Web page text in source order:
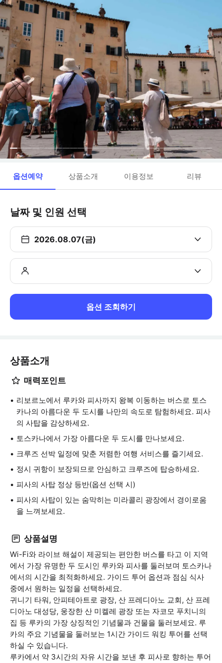
옵션예약 상품소개 이용정보 리뷰
날짜 및 인원 선택
2026.08.07(금)
옵션 조회하기
상품소개
매력포인트
리보르노에서 루카와 피사까지 왕복 이동하는 버스로 토스
카나의 아름다운 두 도시를 나만의 속도로 탐험하세요. 피사
의 사탑을 감상하세요.
토스카나에서 가장 아름다운 두 도시를 만나보세요.
크루즈 선박 일정에 맞춘 저렴한 여행 서비스를 즐기세요.
정시 귀항이 보장되므로 안심하고 크루즈에 탑승하세요.
피사의 사탑 정상 등반(옵션 선택 시)
피사의 사탑이 있는 숨막히는 미라콜리 광장에서 경이로움
을 느껴보세요.
상품설명
Wi-Fi와 라이브 해설이 제공되는 편안한 버스를 타고 이 지역
에서 가장 유명한 두 도시인 루카와 피사를 둘러보며 토스카나
에서의 시간을 최적화하세요. 가이드 투어 옵션과 점심 식사
중에서 원하는 일정을 선택하세요.
귀니기 타워, 안피테아트로 광장, 산 프레디아노 교회, 산 프레
디아노 대성당, 웅장한 산 미켈레 광장 또는 자코모 푸치니의
집 등 루카의 가장 상징적인 기념물과 건물을 둘러보세요. 루
카의 주요 기념물을 둘러보는 1시간 가이드 워킹 투어를 선택
하실 수 있습니다.
루카에서 약 3시간의 자유 시간을 보낸 후 피사로 향하는 투어